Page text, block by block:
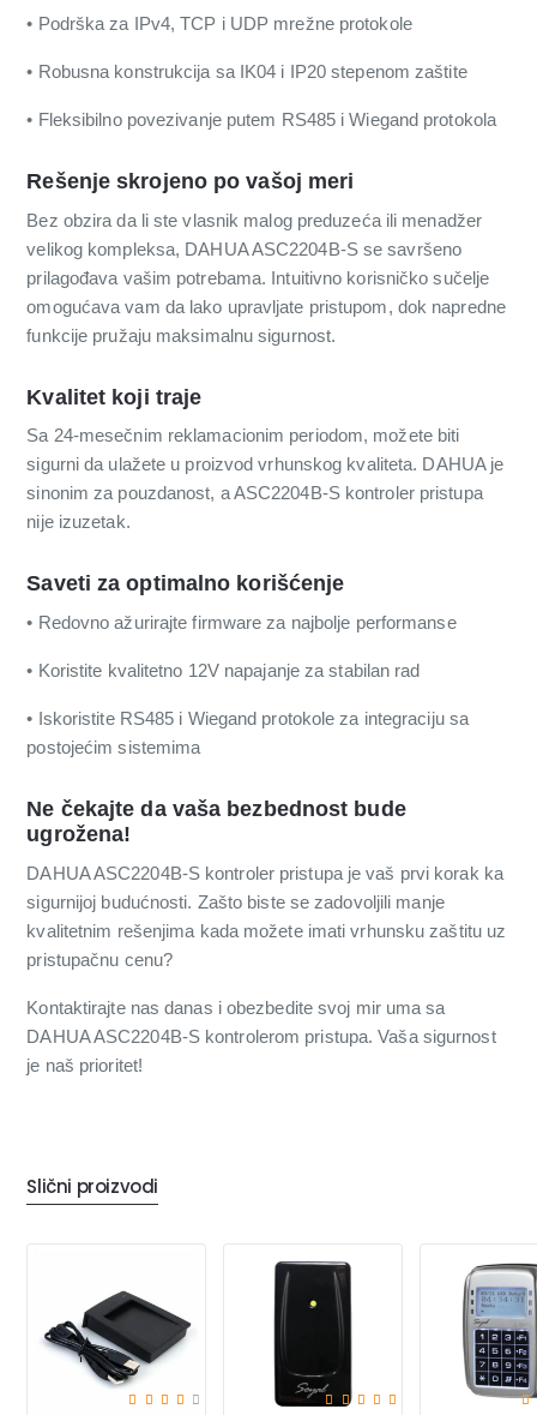
• Podrška za IPv4, TCP i UDP mrežne protokole
• Robusna konstrukcija sa IK04 i IP20 stepenom zaštite
• Fleksibilno povezivanje putem RS485 i Wiegand protokola
Rešenje skrojeno po vašoj meri
Bez obzira da li ste vlasnik malog preduzeća ili menadžer
velikog kompleksa, DAHUA ASC2204B-S se savršeno
prilagođava vašim potrebama. Intuitivno korisničko sučelje
omogućava vam da lako upravljate pristupom, dok napredne
funkcije pružaju maksimalnu sigurnost.
Kvalitet koji traje
Sa 24-mesečnim reklamacionim periodom, možete biti
sigurni da ulažete u proizvod vrhunskog kvaliteta. DAHUA je
sinonim za pouzdanost, a ASC2204B-S kontroler pristupa
nije izuzetak.
Saveti za optimalno korišćenje
• Redovno ažurirajte firmware za najbolje performanse
• Koristite kvalitetno 12V napajanje za stabilan rad
• Iskoristite RS485 i Wiegand protokole za integraciju sa
postojećim sistemima
Ne čekajte da vaša bezbednost bude
ugrožena!
DAHUA ASC2204B-S kontroler pristupa je vaš prvi korak ka
sigurnijoj budućnosti. Zašto biste se zadovoljili manje
kvalitetnim rešenjima kada možete imati vrhunsku zaštitu uz
pristupačnu cenu?
Kontaktirajte nas danas i obezbedite svoj mir uma sa
DAHUA ASC2204B-S kontrolerom pristupa. Vaša sigurnost
je naš prioritet!
Slični proizvodi